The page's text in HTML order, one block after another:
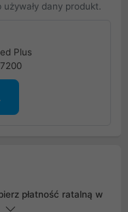
dany produkt.
Plus
płatność ratalną w